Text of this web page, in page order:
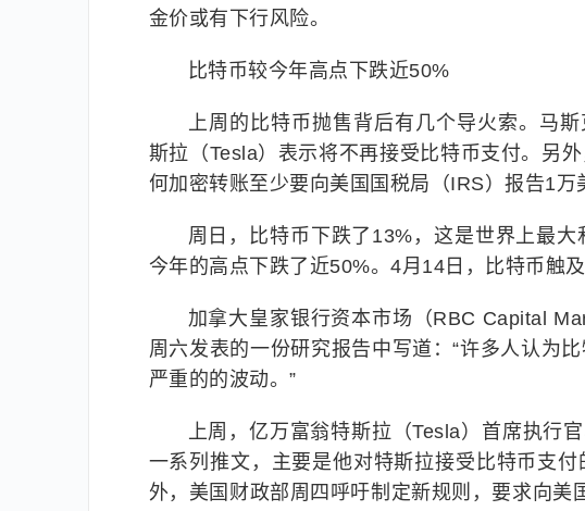
金价或有下行风险。
比特币较今年高点下跌近50%
上周的比特币抛售背后有几个导火索。马
斯拉（Tesla）表示将不再接受比特币支付。另
何加密转账至少要向美国国税局（IRS）报告1万
周日，比特币下跌了13%，这是世界上最
今年的高点下跌了近50%。4月14日，比特币触
加拿大皇家银行资本市场（RBC Capital
周六发表的一份研究报告中写道：“许多人认为
严重的的波动。”
上周，亿万富翁特斯拉（Tesla）首席执行
一系列推文，主要是他对特斯拉接受比特币支
外，美国财政部周四呼吁制定新规则，要求向